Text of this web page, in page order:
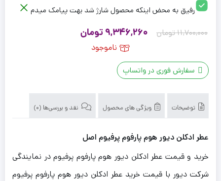
رفیق به محض اینکه محصول شارژ شد بهت پیامک میدم
11,700,000تومان
قیمت
بود.
9,346,260 تومان
ناموجود
سفارش فوری در واتساپ
توضیحات ویژگی های محصول نقد و بررسی‌ها (0)
عطر ادکلن دیور هوم پارفوم پرفیوم اصل
خرید و قیمت عطر ادکلن دیور هوم پارفوم پرفیوم در نمایندگی
شرکت دیور با قیمت خرید عطر ادکلن دیور هوم پارفوم پرفیوم